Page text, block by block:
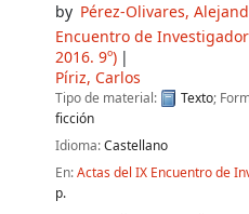
by Pérez-Olivares,
Encuentro de
2016. 9º)
Píriz, Carlos
Tipo de material: Texto;
ficción
Idioma:Castellano
En:Actas del IX Encuentro de
p.